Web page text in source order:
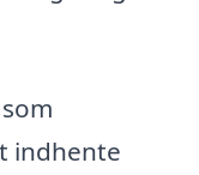
indhente